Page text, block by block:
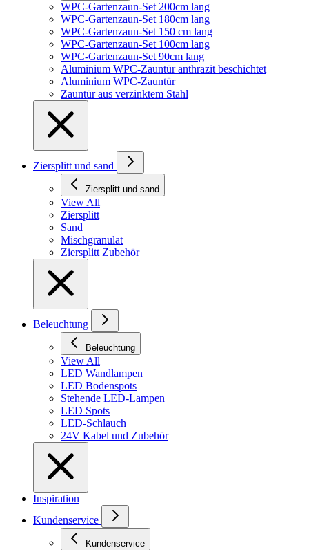
WPC-Gartenzaun-Set 200cm lang
WPC-Gartenzaun-Set 180cm lang
WPC-Gartenzaun-Set 150 cm lang
WPC-Gartenzaun-Set 100cm lang
WPC-Gartenzaun-Set 90cm lang
Aluminium WPC-Zauntür anthrazit beschichtet
Aluminium WPC-Zauntür
Zauntür aus verzinktem Stahl
Ziersplitt und sand
Ziersplitt und sand
View All
Ziersplitt
Sand
Mischgranulat
Ziersplitt Zubehör
Beleuchtung
Beleuchtung
View All
LED Wandlampen
LED Bodenspots
Stehende LED-Lampen
LED Spots
LED-Schlauch
24V Kabel und Zubehör
Inspiration
Kundenservice
Kundenservice